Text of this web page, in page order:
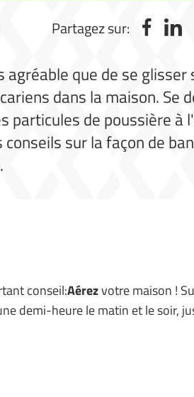
Partagez sur:
agréable que de se
dans la maison. Se
particules de poussière
sur la façon de
conseil:Aérezvotre maison !
demi-heure le matin et le soir,